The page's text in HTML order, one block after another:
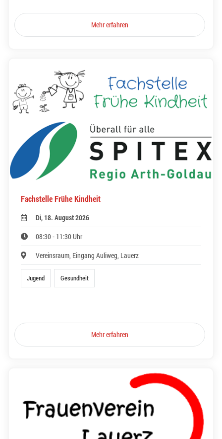
Mehr erfahren
Fachstelle Frühe Kindheit
Di, 18. August 2026
08:30 - 11:30 Uhr
Vereinsraum, Eingang Auliweg, Lauerz
Jugend Gesundheit
Mehr erfahren